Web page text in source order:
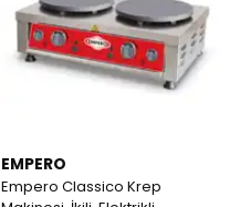
EMPERO
Empero Classico Krep